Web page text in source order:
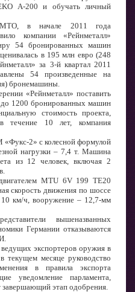
A-200 и обучать личный
в начале 2011 года
компании «Рейнметалл»
54 бронированных машин
в 195 млн евро (248
за 3-й квартал 2011
54 произведенные на
бронемашины.
«Рейнметалл» поставить
1200 бронированных машин
стоимость проекта,
течение 10 лет, компания
«Фукс-2» с колесной формулой
нагрузки – 7,4 т. Машина
из 12 человек, включая 2
MTU 6V 199 TE20
скорость движения по шоссе
10 км/ч, вооружение – 12,7-мм
вышеназванных
Германии отказываются
экспортеров оружия в
текущем месяце руководство
в правила экспорта
уведомление парламента,
этап одобрения.